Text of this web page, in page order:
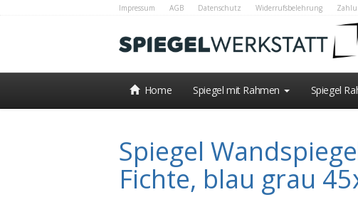
Impressum AGB Datenschutz Widerrufsbelehrung
Home Spiegel mit Rahmen Spiegel
Spiegel
Fichte, blau grau